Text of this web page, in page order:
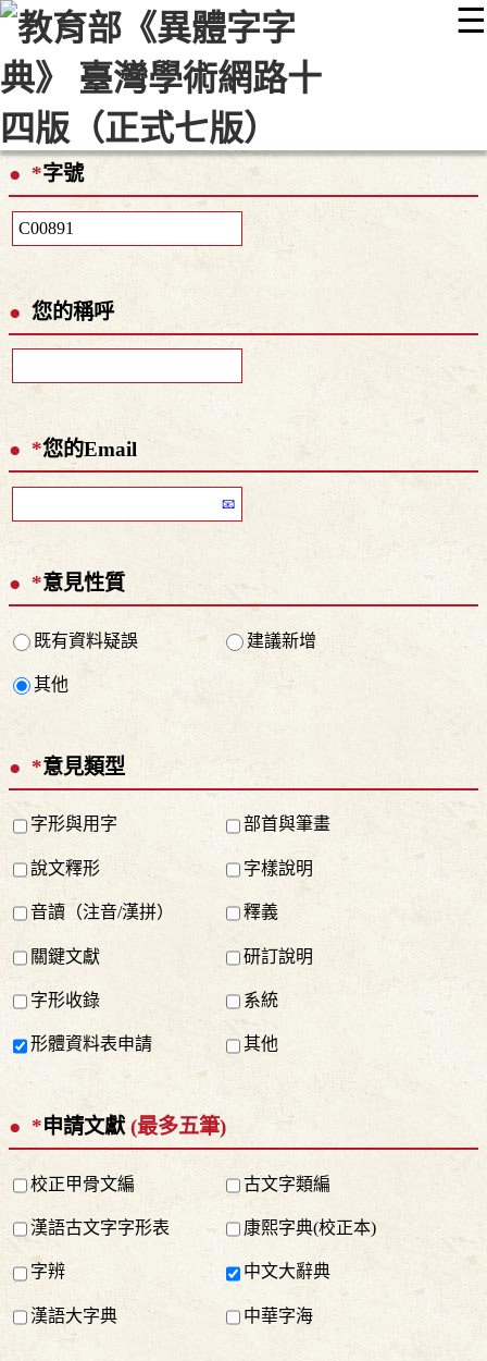
☰
::: 最新消息 常見問題 編輯說明
顯示模式
網站導覽
*字號
您的稱呼
*您的Email
*意見性質
既有資料疑誤 建議新增
其他
*意見類型
字形與用字 部首與筆畫
說文釋形 字樣說明
音讀（注音/漢拼） 釋義
關鍵文獻 研訂說明
字形收錄 系統
形體資料表申請 其他
*申請文獻 (最多五筆)
校正甲骨文編 古文字類編
漢語古文字字形表 康熙字典(校正本)
字辨 中文大辭典
漢語大字典 中華字海